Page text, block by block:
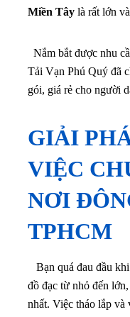
Miền Tây là rất lớn
Nắm bắt được nhu
Tải Vạn Phú Quý đã
gói, giá rẻ cho người
GIẢI
VIỆC
NƠI
TPHCM
Bạn quá đau đầu
đồ đạc từ nhỏ đến
nhất. Việc tháo lắp và